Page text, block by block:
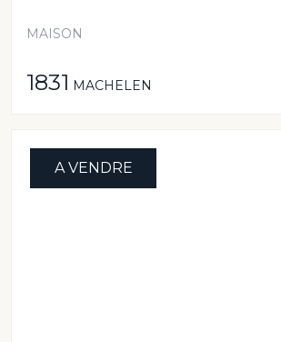
MAISON
1831 MACHELEN
A VENDRE